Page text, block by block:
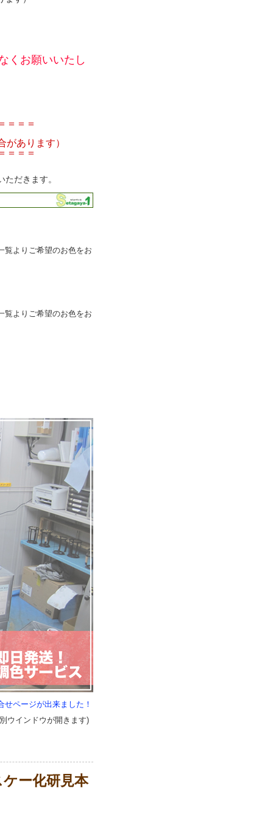
くお願いいたし
＝＝＝
あります）
＝＝＝
だきます。
よりご希望のお色をお
よりご希望のお色をお
ページが出来ました！
ウインドウが開きます)
ー化研見本